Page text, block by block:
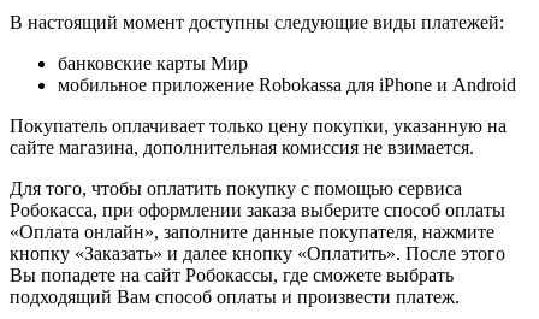
В настоящий момент доступны следующие виды платежей:
банковские карты Мир
мобильное приложение Robokassa для iPhone и Android
Покупатель оплачивает только цену покупки, указанную на
сайте магазина, дополнительная комиссия не взимается.
Для того, чтобы оплатить покупку с помощью сервиса
Робокасса, при оформлении заказа выберите способ оплаты
«Оплата онлайн», заполните данные покупателя, нажмите
кнопку «Заказать» и далее кнопку «Оплатить». После этого
Вы попадете на сайт Робокассы, где сможете выбрать
подходящий Вам способ оплаты и произвести платеж.